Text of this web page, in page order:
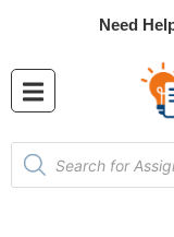
Need